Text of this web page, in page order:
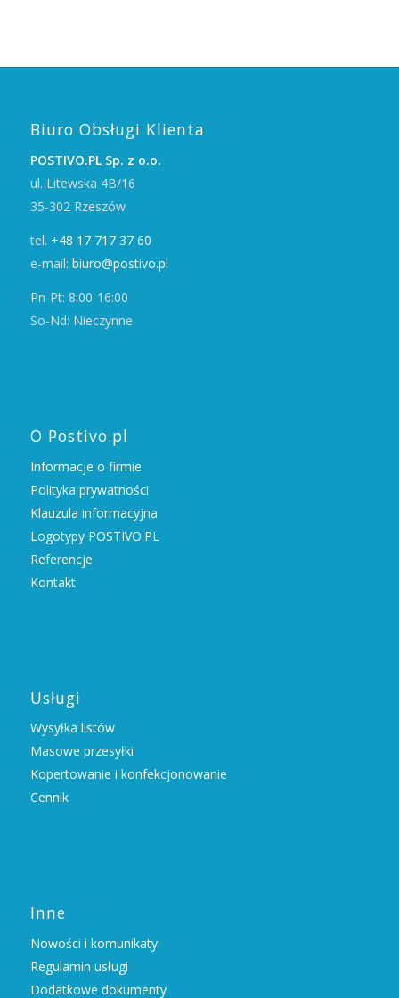
Biuro Obsługi Klienta
POSTIVO.PL Sp. z o.o.
ul. Litewska 4B/16
35-302 Rzeszów
tel. +48 17 717 37 60
e-mail: biuro@postivo.pl
Pn-Pt: 8:00-16:00
So-Nd: Nieczynne
O Postivo.pl
Informacje o firmie
Polityka prywatności
Klauzula informacyjna
Logotypy POSTIVO.PL
Referencje
Kontakt
Usługi
Wysyłka listów
Masowe przesyłki
Kopertowanie i konfekcjonowanie
Cennik
Inne
Nowości i komunikaty
Regulamin usługi
Dodatkowe dokumenty